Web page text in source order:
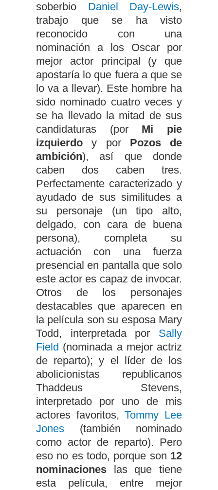
soberbio Daniel Day-Lewis,
trabajo que se ha visto
reconocido con una
nominación a los Oscar por
mejor actor principal (y que
apostaría lo que fuera a que se
lo va a llevar). Este hombre ha
sido nominado cuatro veces y
se ha llevado la mitad de sus
candidaturas (por Mi pie
izquierdo y por Pozos de
ambición), así que donde
caben dos caben tres.
Perfectamente caracterizado y
ayudado de sus similitudes a
su personaje (un tipo alto,
delgado, con cara de buena
persona), completa su
actuación con una fuerza
presencial en pantalla que solo
este actor es capaz de invocar.
Otros de los personajes
destacables que aparecen en
la película son su esposa Mary
Todd, interpretada por Sally
Field (nominada a mejor actriz
de reparto); y el líder de los
abolicionistas republicanos
Thaddeus Stevens,
interpretado por uno de mis
actores favoritos,Tommy Lee
Jones (también nominado
como actor de reparto). Pero
eso no es todo, porque son 12
nominaciones las que tiene
esta película, entre mejor